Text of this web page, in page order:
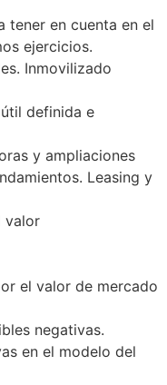
tener en cuenta en el
ejercicios.
Inmovilizado
definida e
y ampliaciones
Leasing y
valor
el valor de mercado
negativas.
en el modelo del